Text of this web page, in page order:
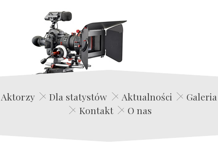
Edwin Film Agencja Aktorska
Aktorzy Dla statystów Aktualności
Galeria
Kontakt
O nas